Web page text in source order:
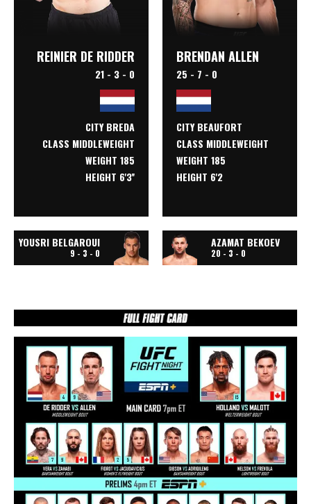
REINIER DE RIDDER
21 - 3 - 0
CITY BREDA
CLASS MIDDLEWEIGHT
WEIGHT 185
HEIGHT 6'3''
BRENDAN ALLEN
25 - 7 - 0
CITY BEAUFORT
CLASS MIDDLEWEIGHT
WEIGHT 185
HEIGHT 6'2
YOUSRI BELGAROUI
9 - 3 - 0
AZAMAT BEKOEV
20 - 3 - 0